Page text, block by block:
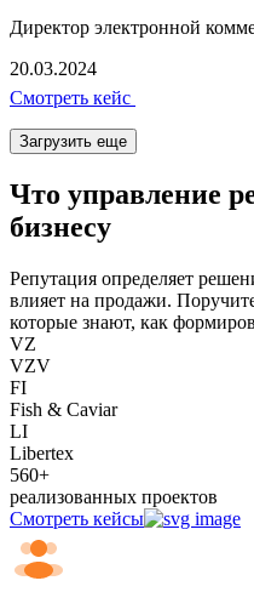
Директор электронной
20.03.2024
Смотреть кейс
Загрузить еще
Что управление
бизнесу
Репутация определяет
влияет на продажи.
которые знают, как
VZ
VZV
FI
Fish & Caviar
LI
Libertex
560+
реализованных проектов
Смотреть кейсы